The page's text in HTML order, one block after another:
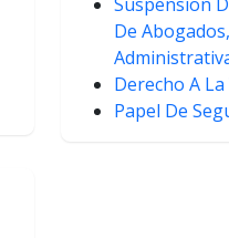
De
Derecho A La
Papel De